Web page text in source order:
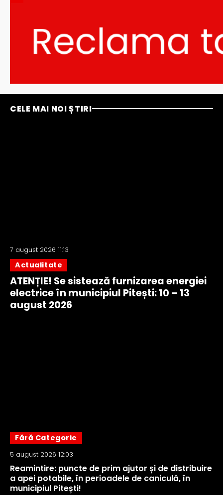
CELE MAI NOI ȘTIRI
7 august 2026 11:13
Actualitate
ATENȚIE! Se sistează furnizarea energiei
electrice în municipiul Pitești: 10 – 13
august 2026
Fără Categorie
5 august 2026 12:03
Reamintire: puncte de prim ajutor și de distribuire
a apei potabile, în perioadele de caniculă, în
municipiul Pitești!